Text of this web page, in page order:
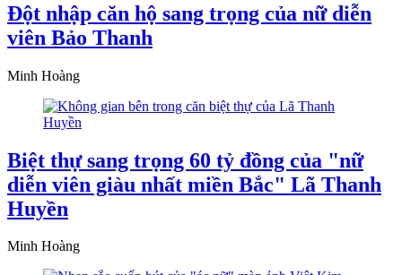
Đột nhập căn hộ sang trọng của nữ diễn
viên Bảo Thanh
Minh Hoàng
Biệt thự sang trọng 60 tỷ đồng của "nữ
diễn viên giàu nhất miền Bắc" Lã Thanh
Huyền
Minh Hoàng